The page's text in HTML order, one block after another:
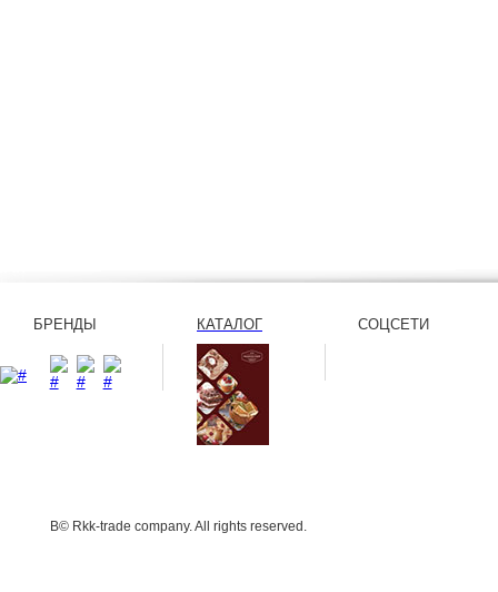
БРЕНДЫ КАТАЛОГ СОЦСЕТИ
В© Rkk-trade company. All rights reserved.